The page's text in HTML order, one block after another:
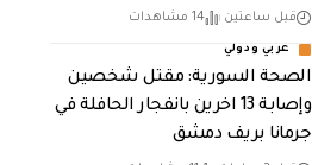
قبل ساعتين 14 مشاهدات
عربي ودولي
الصحة السورية: مقتل شخصين
وإصابة 13 اخرين بانفجار الحافلة في
جرمانا بريف دمشق